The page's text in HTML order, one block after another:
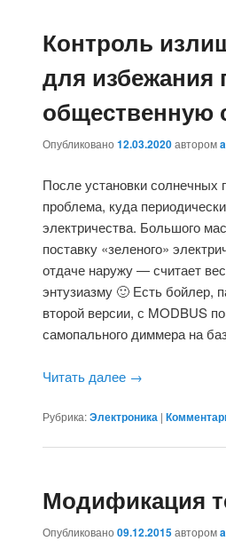
Контроль
для избежания
общественную
Опубликовано 12.03.2020автором
После установки солнечных
проблема, куда
электричества. Большого
поставку «зеленого»
отдаче наружу — считает
энтузиазму 🙂 Есть бойлер,
второй версии, с MODBUS
самопального диммера на
Читать далее →
Рубрика:Электроника |
Модификация
Опубликовано 09.12.2015автором